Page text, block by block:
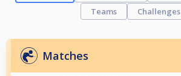
Teams
Challenges
Matches